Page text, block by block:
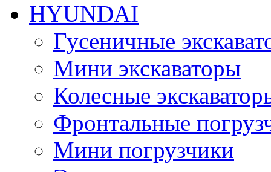
HYUNDAI
Гусеничные
Мини экскаваторы
Колесные
Фронтальные
Мини погрузчики